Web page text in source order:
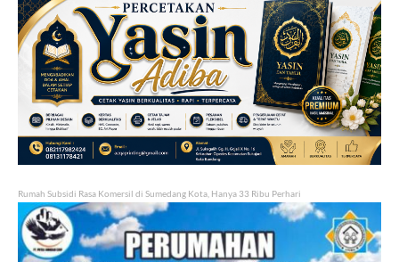
Rumah Subsidi Rasa Komersil di Sumedang Kota, Hanya 33 Ribu Perhari